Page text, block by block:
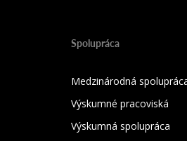
Spolupráca
Medzinárodná
Výskumné pracoviská
Výskumná spolupráca